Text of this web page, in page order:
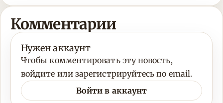
Комментарии
Нужен аккаунт
Чтобы комментировать эту новость,
войдите или зарегистрируйтесь по email.
Войти в аккаунт